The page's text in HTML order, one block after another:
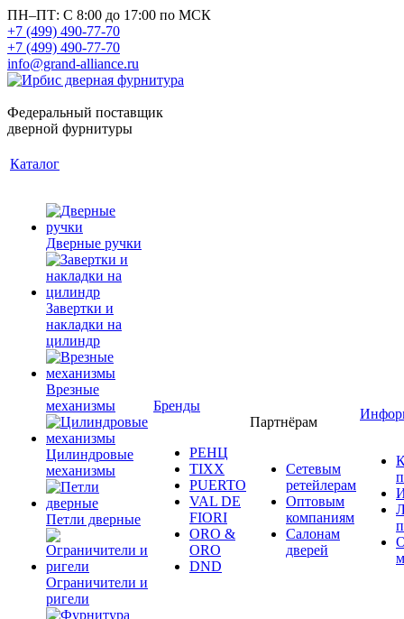
ПН–ПТ: С 8:00 до 17:00 по МСК
+7 (499) 490-77-70
+7 (499) 490-77-70
info@grand-alliance.ru
Федеральный поставщик
дверной фурнитуры
Каталог
Дверные ручки
Завертки и
накладки на
цилиндр
Врезные
механизмы
Цилиндровые
механизмы
Петли дверные
Ограничители и
ригели
Бренды
РЕНЦ
TIXX
PUERTO
VAL DE
FIORI
ORO &
ORO
DND
Партнёрам
Сетевым
ретейлерам
Оптовым
компаниям
Салонам
дверей